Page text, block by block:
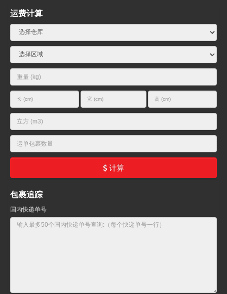
运费计算
计算
包裹追踪
国内快递单号